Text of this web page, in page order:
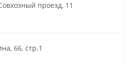
проезд, 11
66, стр.1